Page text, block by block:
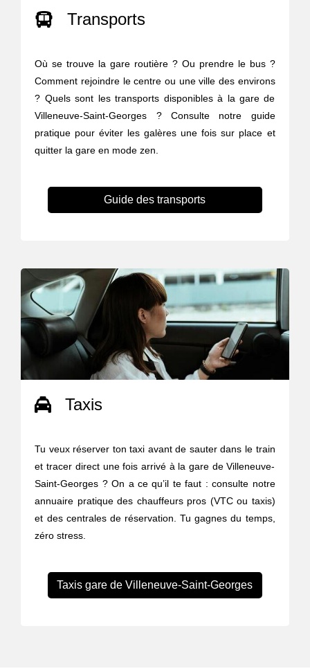
Transports
Où se trouve la gare routière ? Ou prendre le bus ?
Comment rejoindre le centre ou une ville des environs
? Quels sont les transports disponibles à la gare de
Villeneuve-Saint-Georges ? Consulte notre guide
pratique pour éviter les galères une fois sur place et
quitter la gare en mode zen.
Guide des transports
Taxis
Tu veux réserver ton taxi avant de sauter dans le train
et tracer direct une fois arrivé à la gare de Villeneuve-
Saint-Georges ? On a ce qu’il te faut : consulte notre
annuaire pratique des chauffeurs pros (VTC ou taxis)
et des centrales de réservation. Tu gagnes du temps,
zéro stress.
Taxis gare de Villeneuve-Saint-Georges